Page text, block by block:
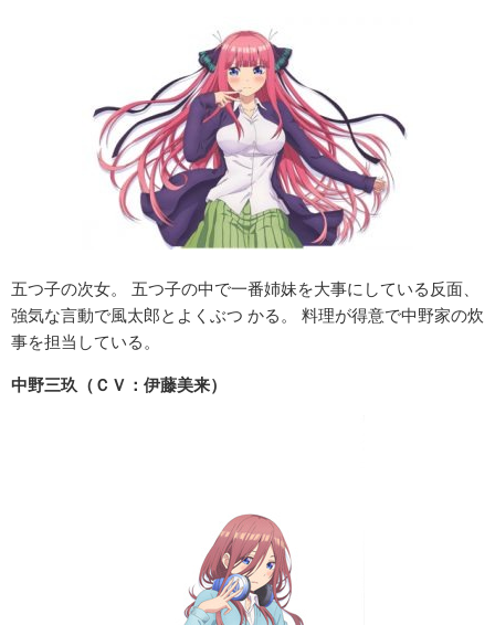
五つ子の次女。 五つ子の中で一番姉妹を大事にしている反面、
強気な言動で風太郎とよくぶつ かる。 料理が得意で中野家の炊
事を担当している。
中野三玖（ＣＶ：伊藤美来）